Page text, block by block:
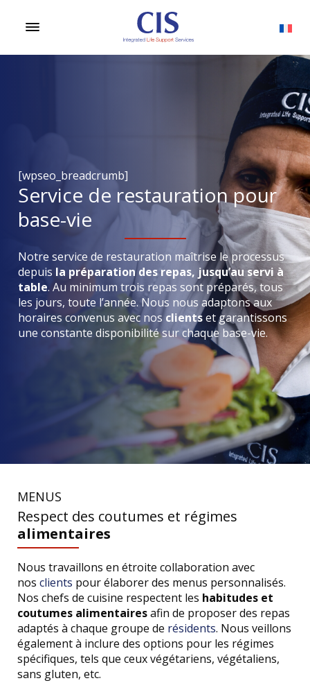
[wpseo_breadcrumb]
Service de restauration pour
base-vie
Notre service de restauration maîtrise le processus
depuis la préparation des repas, jusqu’au servi à
table. Au minimum trois repas sont préparés, tous
les jours, toute l’année. Nous nous adaptons aux
horaires convenus avec nosclientset garantissons
une constante disponibilité sur chaque base-vie.
MENUS
Respect des coutumes et régimes
alimentaires
Nous travaillons en étroite collaboration avec
nos clients pour élaborer des menus personnalisés.
Nos chefs de cuisine respectent les habitudes et
coutumes alimentairesafin de proposer des repas
adaptés à chaque groupe de résidents. Nous veillons
également à inclure des options pour les régimes
spécifiques, tels que ceux végétariens, végétaliens,
sans gluten, etc.